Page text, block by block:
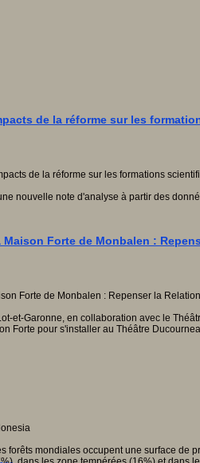
de la réforme sur les
nouvelle note d'analyse à partir des
Forte de Monbalen :
et-Garonne, en collaboration avec le
Forte pour s'installer au Théâtre
forêts mondiales occupent une surface de